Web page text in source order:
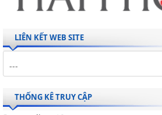
LIÊN KẾT WEB SITE
THỐNG KÊ TRUY CẬP